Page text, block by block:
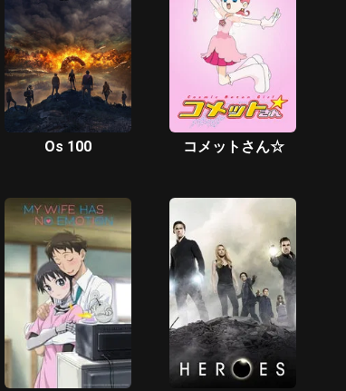
Os 100 コメットさん☆